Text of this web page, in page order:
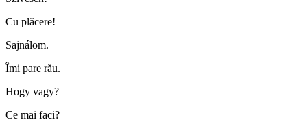
Cu plăcere!
Sajnálom.
Îmi pare rău.
Hogy vagy?
Ce mai faci?